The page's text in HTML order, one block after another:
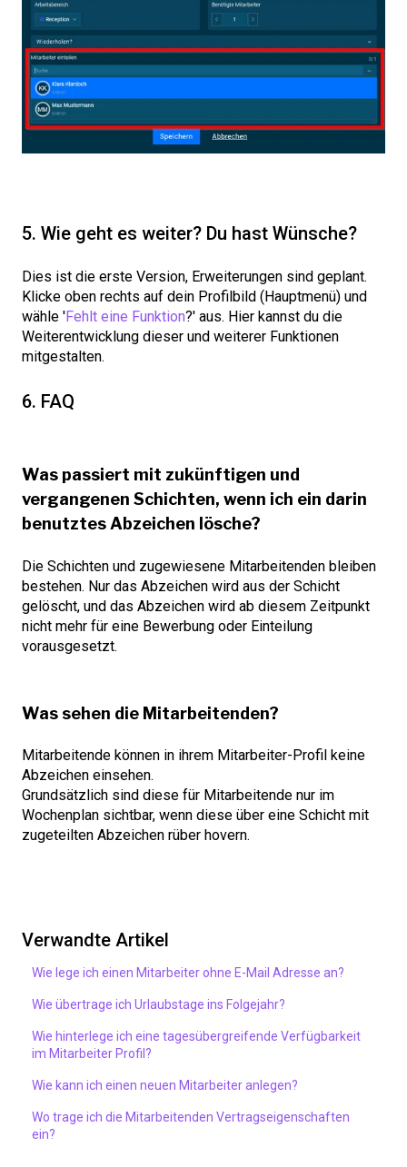
5. Wie geht es weiter? Du hast Wünsche?
Dies ist die erste Version, Erweiterungen sind geplant.
Klicke oben rechts auf dein Profilbild (Hauptmenü) und
wähle 'Fehlt eine Funktion?' aus. Hier kannst du die
Weiterentwicklung dieser und weiterer Funktionen
mitgestalten.
6. FAQ
Was passiert mit zukünftigen und
vergangenen Schichten, wenn ich ein darin
benutztes Abzeichen lösche?
Die Schichten und zugewiesene Mitarbeitenden bleiben
bestehen. Nur das Abzeichen wird aus der Schicht
gelöscht, und das Abzeichen wird ab diesem Zeitpunkt
nicht mehr für eine Bewerbung oder Einteilung
vorausgesetzt.
Was sehen die Mitarbeitenden?
Mitarbeitende können in ihrem Mitarbeiter-Profil keine
Abzeichen einsehen.
Grundsätzlich sind diese für Mitarbeitende nur im
Wochenplan sichtbar, wenn diese über eine Schicht mit
zugeteilten Abzeichen rüber hovern.
Verwandte Artikel
Wie lege ich einen Mitarbeiter ohne E-Mail Adresse an?
Wie übertrage ich Urlaubstage ins Folgejahr?
Wie hinterlege ich eine tagesübergreifende Verfügbarkeit
im Mitarbeiter Profil?
Wie kann ich einen neuen Mitarbeiter anlegen?
Wo trage ich die Mitarbeitenden Vertragseigenschaften
ein?